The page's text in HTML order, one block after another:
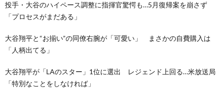
投手・大谷のハイペース調整に指揮官驚愕も…5月復帰案を崩さず
「プロセスがまだある」
大谷翔平と“お揃い”の同僚右腕が「可愛い」 まさかの自費購入は
「人柄出てる」
大谷翔平が「LAのスター」1位に選出 レジェンド上回る…米放送局
「特別なことをしなければ」